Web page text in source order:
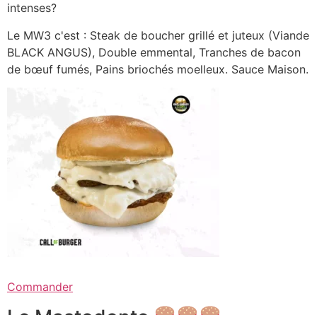
intenses?
Le MW3 c'est : Steak de boucher grillé et juteux (Viande
BLACK ANGUS), Double emmental, Tranches de bacon
de bœuf fumés, Pains briochés moelleux. Sauce Maison.
Commander